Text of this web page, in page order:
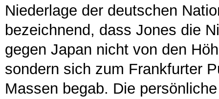
Niederlage der deutschen
bezeichnend, dass Jones die
gegen Japan nicht von den
sondern sich zum Frankfurter
Massen begab. Die